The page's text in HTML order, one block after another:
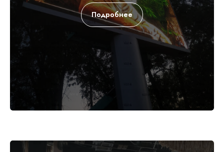
Подробнее